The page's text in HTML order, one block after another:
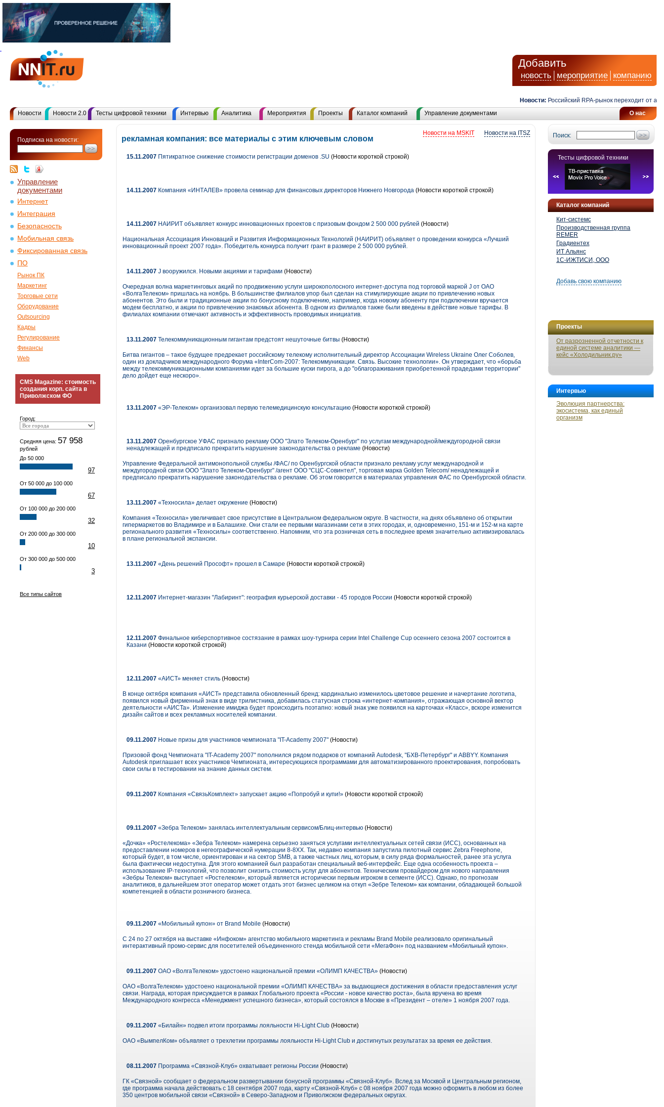
Добавить
новость мероприятие компанию
Новости: Российский RPA-рынок переходит от
О нас
Новости Новости 2.0 Тесты цифровой техники Интервью Аналитика Мероприятия Проекты Каталог компаний Управление документами
Подписка на новости:
Управление
документами
Интернет
Интеграция
Безопасность
Мобильная связь
Фиксированная связь
ПО
Рынок ПК
Маркетинг
Торговые сети
Оборудование
Outsourcing
Кадры
Регулирование
Финансы
Web
CMS Magazine: стоимость
создания корп. сайта в
Приволжском ФО
Город:
Средняя цена: 57 958
рублей
До 50 000
97
От 50 000 до 100 000
67
От 100 000 до 200 000
32
От 200 000 до 300 000
10
От 300 000 до 500 000
3
Все типы сайтов
Поиск:
Тесты цифровой техники
Каталог компаний
Кит-системс
Производственная группа
REMER
Градиентех
ИТ Альянс
1С-ИЖТИСИ, ООО
Добавь свою компанию
Проекты
От разрозненной отчетности к
единой системе аналитики —
кейс «Холодильник.ру»
Интервью
Эволюция партнерства:
экосистема, как единый
организм
Новости на ITSZ
Новости на MSKIT
рекламная компания: все материалы с этим ключевым словом
15.11.2007 Пятикратное снижение стоимости регистрации доменов .SU (Новости короткой строкой)
14.11.2007 Компания «ИНТАЛЕВ» провела семинар для финансовых директоров Нижнего Новгорода (Новости короткой строкой)
14.11.2007 НАИРИТ объявляет конкурс инновационных проектов с призовым фондом 2 500 000 рублей (Новости)
Национальная Ассоциация Инноваций и Развития Информационных Технологий (НАИРИТ) объявляет о проведении конкурса «Лучший
инновационный проект 2007 года». Победитель конкурса получит грант в размере 2 500 000 рублей.
14.11.2007 J вооружился. Новыми акциями и тарифами (Новости)
Очередная волна маркетинговых акций по продвижению услуги широкополосного интернет-доступа под торговой маркой J от ОАО
«ВолгаТелеком» пришлась на ноябрь. В большинстве филиалов упор был сделан на стимулирующие акции по привлечению новых
абонентов. Это были и традиционные акции по бонусному подключению, например, когда новому абоненту при подключении вручается
модем бесплатно, и акции по привлечению знакомых абонента. В одном из филиалов также были введены в действие новые тарифы. В
филиалах компании отмечают активность и эффективность проводимых инициатив.
13.11.2007 Телекоммуникационным гигантам предстоят нешуточные битвы (Новости)
Битва гигантов – такое будущее предрекает российскому телекому исполнительный директор Ассоциации Wireless Ukraine Олег Соболев,
один из докладчиков международного Форума «InterCom-2007: Телекоммуникации. Связь. Высокие технологии». Он утверждает, что «борьба
между телекоммуникационными компаниями идет за большие куски пирога, а до "облагораживания приобретенной прадедами территории"
дело дойдет еще нескоро».
13.11.2007 «ЭР-Телеком» организовал первую телемедицинскую консультацию (Новости короткой строкой)
13.11.2007 Оренбургское УФАС признало рекламу ООО "Злато Телеком-Оренбург" по услугам международной/междугородной связи
ненадлежащей и предписало прекратить нарушение законодательства о рекламе (Новости)
Управление Федеральной антимонопольной службы /ФАС/ по Оренбургской области признало рекламу услуг международной и
междугородной связи ООО "Злато Телеком-Оренбург" /агент ООО "СЦС-Совинтел", торговая марка Golden Telecom/ ненадлежащей и
предписало прекратить нарушение законодательства о рекламе. Об этом говорится в материалах управления ФАС по Оренбургской области.
13.11.2007 «Техносила» делает окружение (Новости)
Компания «Техносила» увеличивает свое присутствие в Центральном федеральном округе. В частности, на днях объявлено об открытии
гипермаркетов во Владимире и в Балашихе. Они стали ее первыми магазинами сети в этих городах, и, одновременно, 151-м и 152-м на карте
регионального развития «Техносилы» соответственно. Напомним, что эта розничная сеть в последнее время значительно активизировалась
в плане региональной экспансии.
13.11.2007 «День решений Прософт» прошел в Самаре (Новости короткой строкой)
12.11.2007 Интернет-магазин "Лабиринт": география курьерской доставки - 45 городов России (Новости короткой строкой)
12.11.2007 Финальное киберспортивное состязание в рамках шоу-турнира серии Intel Challenge Cup осеннего сезона 2007 состоится в
Казани (Новости короткой строкой)
12.11.2007 «АИСТ» меняет стиль (Новости)
В конце октября компания «АИСТ» представила обновленный бренд: кардинально изменилось цветовое решение и начертание логотипа,
появился новый фирменный знак в виде трилистника, добавилась статусная строка «интернет-компания», отражающая основной вектор
деятельности «АИСТа». Изменение имиджа будет происходить поэтапно: новый знак уже появился на карточках «Класс», вскоре изменится
дизайн сайтов и всех рекламных носителей компании.
09.11.2007 Новые призы для участников чемпионата "IT-Academy 2007" (Новости)
Призовой фонд Чемпионата "IT-Academy 2007" пополнился рядом подарков от компаний Autodesk, "БХВ-Петербург" и ABBYY. Компания
Autodesk приглашает всех участников Чемпионата, интересующихся программами для автоматизированного проектирования, попробовать
свои силы в тестировании на знание данных систем.
09.11.2007 Компания «СвязьКомплект» запускает акцию «Попробуй и купи!» (Новости короткой строкой)
09.11.2007 «Зебра Телеком» занялась интеллектуальным сервисом/Блиц-интервью (Новости)
«Дочка» «Ростелекома» «Зебра Телеком» намерена серьезно заняться услугами интеллектуальных сетей связи (ИСС), основанных на
предоставлении номеров в негеографической нумерации 8-8XX. Так, недавно компания запустила пилотный сервис Zebra Freephone,
который будет, в том числе, ориентирован и на сектор SMB, а также частных лиц, которым, в силу ряда формальностей, ранее эта услуга
была фактически недоступна. Для этого компанией был разработан специальный веб-интерфейс. Еще одна особенность проекта –
использование IP-технологий, что позволит снизить стоимость услуг для абонентов. Техническим провайдером для нового направления
«Зебры Телеком» выступает «Ростелеком», который является исторически первым игроком в сегменте (ИСС). Однако, по прогнозам
аналитиков, в дальнейшем этот оператор может отдать этот бизнес целиком на откуп «Зебре Телеком» как компании, обладающей большой
компетенцией в области розничного бизнеса.
09.11.2007 «Мобильный купон» от Brand Mobile (Новости)
С 24 по 27 октября на выставке «Инфоком» агентство мобильного маркетинга и рекламы Brand Mobile реализовало оригинальный
интерактивный промо-сервис для посетителей объединенного стенда мобильной сети «МегаФон» под названием «Мобильный купон».
09.11.2007 ОАО «ВолгаТелеком» удостоено национальной премии «ОЛИМП КАЧЕСТВА» (Новости)
ОАО «ВолгаТелеком» удостоено национальной премии «ОЛИМП КАЧЕСТВА» за выдающиеся достижения в области предоставления услуг
связи. Награда, которая присуждается в рамках Глобального проекта «России - новое качество роста», была вручена во время
Международного конгресса «Менеджмент успешного бизнеса», который состоялся в Москве в «Президент – отеле» 1 ноября 2007 года.
09.11.2007 «Билайн» подвел итоги программы лояльности Hi-Light Club (Новости)
ОАО «ВымпелКом» объявляет о трехлетии программы лояльности Hi-Light Club и достигнутых результатах за время ее действия.
08.11.2007 Программа «Связной-Клуб» охватывает регионы России (Новости)
ГК «Связной» сообщает о федеральном развертывании бонусной программы «Связной-Клуб». Вслед за Москвой и Центральным регионом,
где программа начала действовать с 18 сентября 2007 года, карту «Связной-Клуб» с 08 ноября 2007 года можно оформить в любом из более
350 центров мобильной связи «Связной» в Северо-Западном и Приволжском федеральных округах.